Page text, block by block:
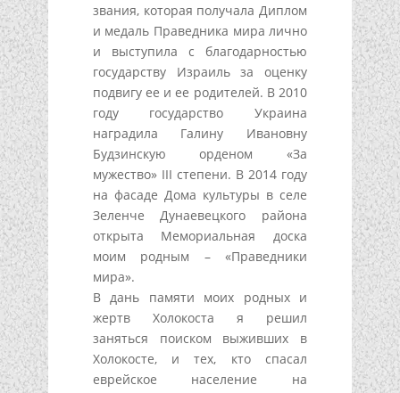
звания, которая получала Диплом
и медаль Праведника мира лично
и выступила с благодарностью
государству Израиль за оценку
подвигу ее и ее родителей. В 2010
году государство Украина
наградила Галину Ивановну
Будзинскую орденом «За
мужество» III степени. В 2014 году
на фасаде Дома культуры в селе
Зеленче Дунаевецкого района
открыта Мемориальная доска
моим родным – «Праведники
мира».
В дань памяти моих родных и
жертв Холокоста я решил
заняться поиском выживших в
Холокосте, и тех, кто спасал
еврейское население на